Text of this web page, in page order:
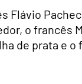
Flávio
o francês
de prata e